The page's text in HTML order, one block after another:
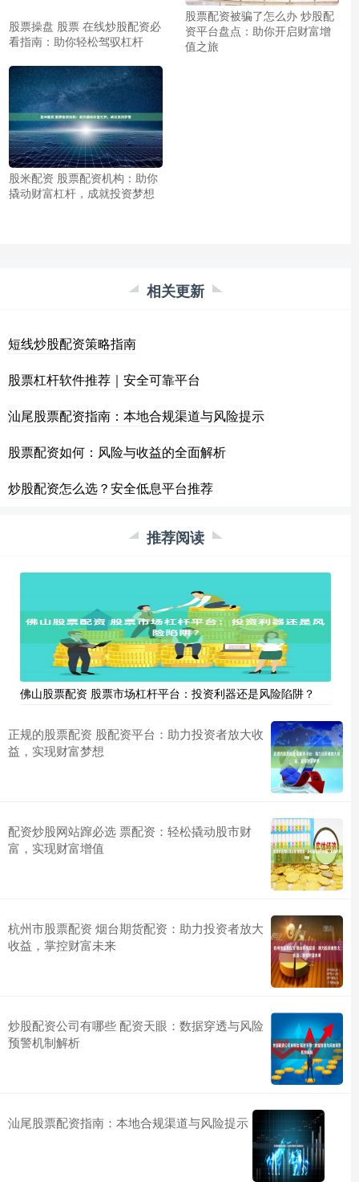
股票操盘 股票 在线炒股配资必
看指南：助你轻松驾驭杠杆
股票配资被骗了怎么办 炒股配
资平台盘点：助你开启财富增
值之旅
股米配资 股票配资机构：助你
撬动财富杠杆，成就投资梦想
相关更新
短线炒股配资策略指南
股票杠杆软件推荐｜安全可靠平台
汕尾股票配资指南：本地合规渠道与风险提示
股票配资如何：风险与收益的全面解析
炒股配资怎么选？安全低息平台推荐
推荐阅读
佛山股票配资 股票市场杠杆平台：投资利器还是风险陷阱？
正规的股票配资 股配资平台：助力投资者放大收
益，实现财富梦想
配资炒股网站蹿必选 票配资：轻松撬动股市财
富，实现财富增值
杭州市股票配资 烟台期货配资：助力投资者放大
收益，掌控财富未来
炒股配资公司有哪些 配资天眼：数据穿透与风险
预警机制解析
汕尾股票配资指南：本地合规渠道与风险提示